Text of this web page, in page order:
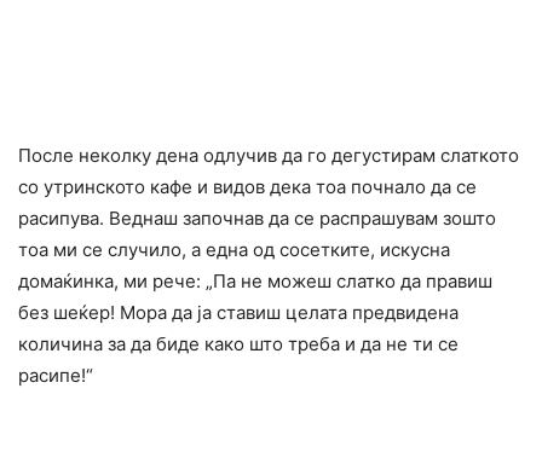
После неколку дена одлучив да го дегустирам слаткото
со утринското кафе и видов дека тоа почнало да се
расипува. Веднаш започнав да се распрашувам зошто
тоа ми се случило, а една од сосетките, искусна
домаќинка, ми рече: „Па не можеш слатко да правиш
без шеќер! Мора да ја ставиш целата предвидена
количина за да биде како што треба и да не ти се
расипе!“